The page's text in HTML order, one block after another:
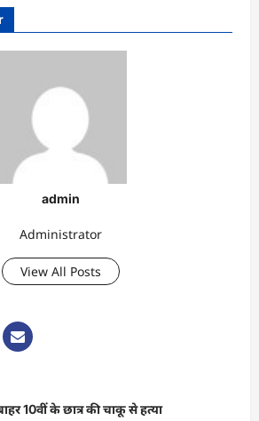
admin
Administrator
View All Posts
10वीं के छात्र की चाकू से हत्या